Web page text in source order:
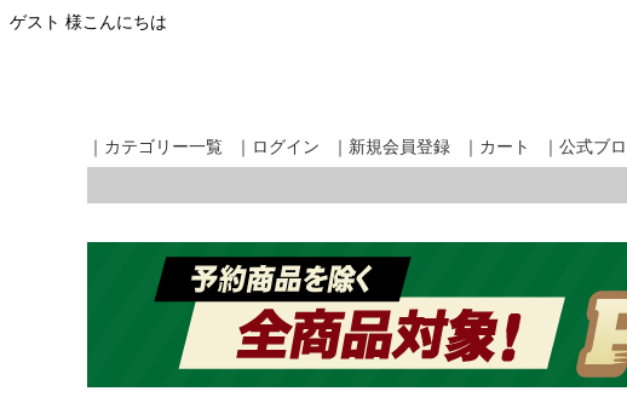
ゲスト 様こんにちは
｜カテゴリー一覧 ｜ログイン ｜新規会員登録 ｜カート ｜公式ブ